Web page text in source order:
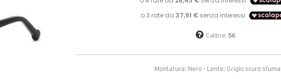
Calibre: 56
Montatura: Nero - Lente: Grigio scuro